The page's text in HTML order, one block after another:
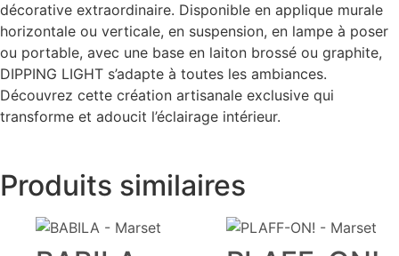
décorative extraordinaire. Disponible en applique murale
horizontale ou verticale, en suspension, en lampe à poser
ou portable, avec une base en laiton brossé ou graphite,
DIPPING LIGHT s’adapte à toutes les ambiances.
Découvrez cette création artisanale exclusive qui
transforme et adoucit l’éclairage intérieur.
Produits similaires